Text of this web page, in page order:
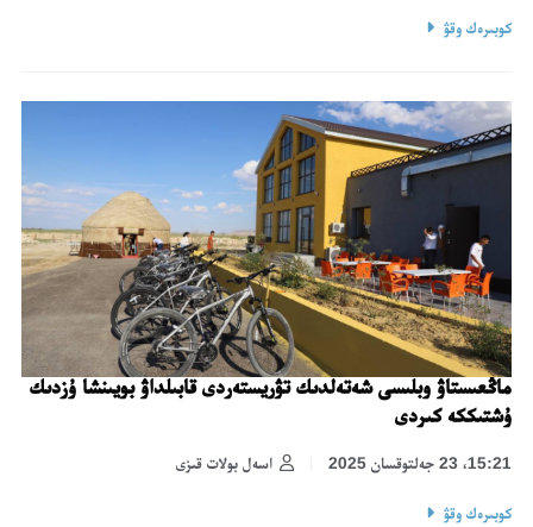
كوبىرەك وقۋ
ماڭعىستاۋ وبلىسى شەتەلدىك تۋريستەردى قابىلداۋ بويىنشا ۇزدىك
ۇشتىككە كىردى
اسەل بولات قىزى 15:21، 23 جەلتوقسان 2025
كوبىرەك وقۋ